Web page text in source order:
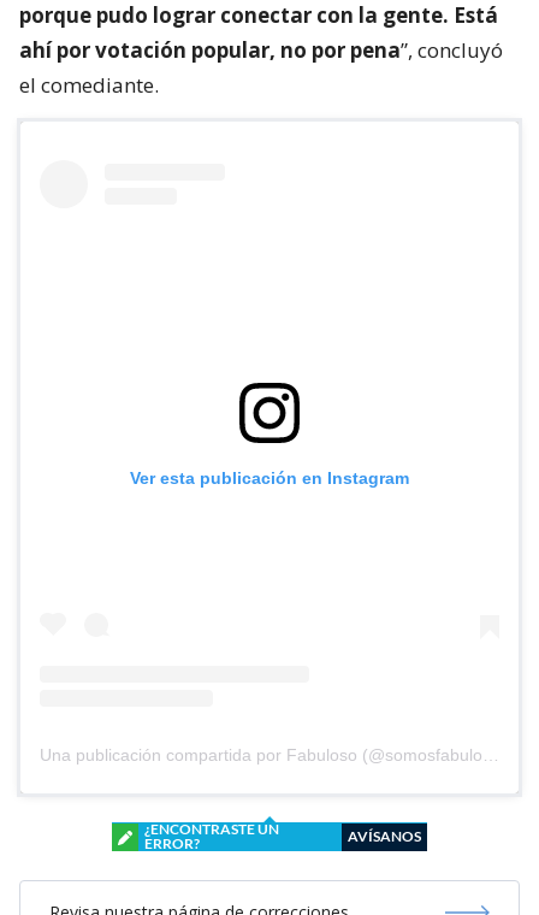
porque pudo lograr conectar con la gente. Está
ahí por votación popular, no por pena”, concluyó
el comediante.
Ver esta publicación en Instagram
Una publicación compartida por Fabuloso (@somosfabuloso)
¿ENCONTRASTE UN
ERROR?
AVÍSANOS